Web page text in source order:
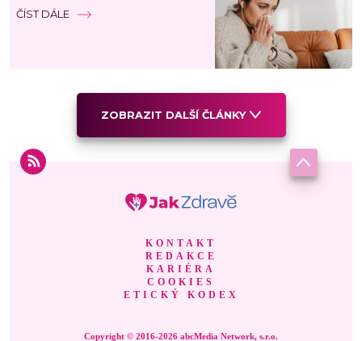
ČÍST DÁLE
ZOBRAZIT DALŠÍ ČLÁNKY
KONTAKT
REDAKCE
KARIÉRA
COOKIES
ETICKÝ KODEX
Copyright © 2016-2026 abcMedia Network, s.r.o.